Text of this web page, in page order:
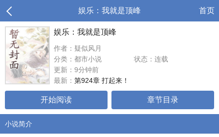
娱乐：我就是顶峰 首页
娱乐：我就是顶峰
作者：疑似风月
分类：都市小说
状态：连载
更新：9分钟前
最新： 第924章 打起来！
开始阅读 章节目录
小说简介